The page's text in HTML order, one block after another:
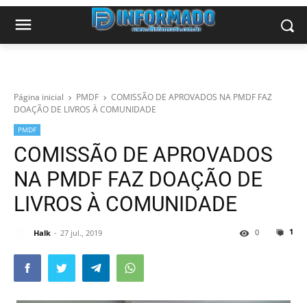
Página inicial PMDF
COMISSÃO DE APROVADOS NA PMDF FAZ
DOAÇÃO DE LIVROS À COMUNIDADE
PMDF
COMISSÃO DE APROVADOS
NA PMDF FAZ DOAÇÃO DE
LIVROS À COMUNIDADE
Halk 27 jul., 2019 1
0